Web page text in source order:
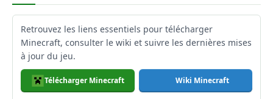
Retrouvez les liens essentiels pour télécharger
Minecraft, consulter le wiki et suivre les dernières mises
à jour du jeu.
Télécharger Minecraft Wiki Minecraft